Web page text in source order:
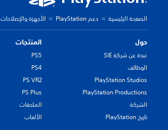
الصفحة الرئيسية دعم PlayStation الأجهزة والإصلاحات
حول
نبذة عن شركة SIE
الوظائف
PlayStation Studios
PlayStation Productions
الشركة
تاريخ PlayStation
المنتجات
PS5
PS4
PS VR2
PS Plus
الملحقات
الألعاب